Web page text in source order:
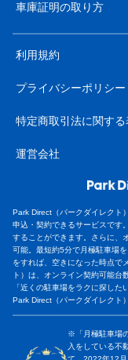
車庫証明の取り方
利用規約
プライバシーポリシー
特定商取引法に関する
運営会社
Park Direct（パークダイレクト
申込・契約できるサービスです
することができます。さらに、
可能。最短約5分で月極駐車場
をすれば、空きになった時点で
ト）は、オンライン契約可能台
「近くの駐車場をラクに探し
Park Direct（パークダイレクト
※「月極駐車場
入をしている不